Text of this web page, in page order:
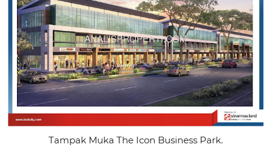
Tampak Muka The Icon Business Park.